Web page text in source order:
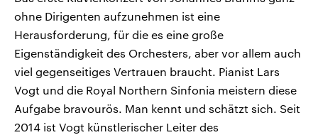
ohne Dirigenten aufzunehmen ist eine
Herausforderung, für die es eine große
Eigenständigkeit des Orchesters, aber vor allem auch
viel gegenseitiges Vertrauen braucht. Pianist Lars
Vogt und die Royal Northern Sinfonia meistern diese
Aufgabe bravourös. Man kennt und schätzt sich. Seit
2014 ist Vogt künstlerischer Leiter des